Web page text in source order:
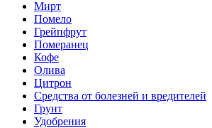
Мирт
Помело
Грейпфрут
Померанец
Кофе
Олива
Цитрон
Средства от болезней и вредителей
Грунт
Удобрения